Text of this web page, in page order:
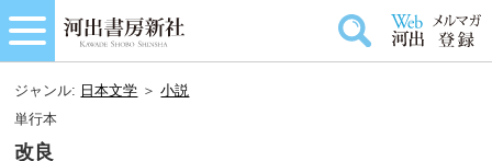
ジャンル: 日本文学 ＞小説
単行本
改良